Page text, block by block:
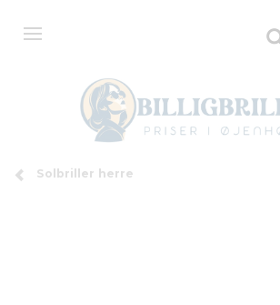
Solbriller herre